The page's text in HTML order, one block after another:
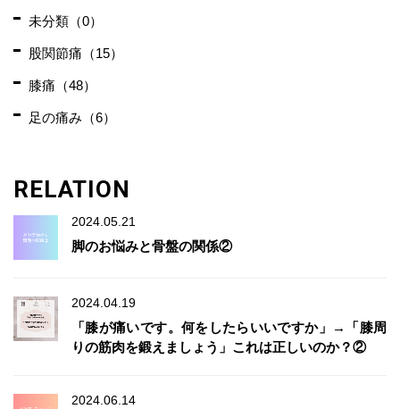
未分類（0）
股関節痛（15）
膝痛（48）
足の痛み（6）
RELATION
2024.05.21
脚のお悩みと骨盤の関係②
2024.04.19
「膝が痛いです。何をしたらいいですか」→「膝周
りの筋肉を鍛えましょう」これは正しいのか？②
2024.06.14